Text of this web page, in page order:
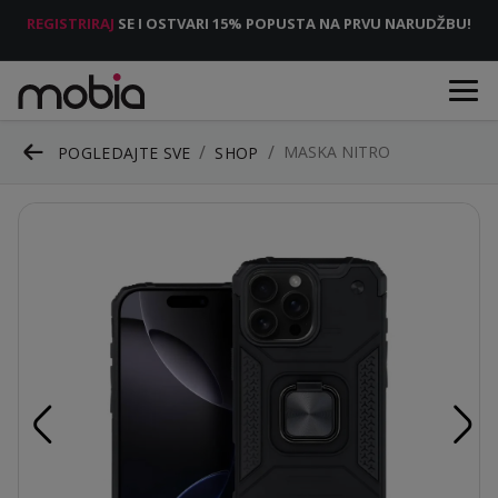
REGISTRIRAJ SE I OSTVARI 15% POPUSTA NA PRVU NARUDŽBU!
POGLEDAJTE SVE SHOP MASKA NITRO